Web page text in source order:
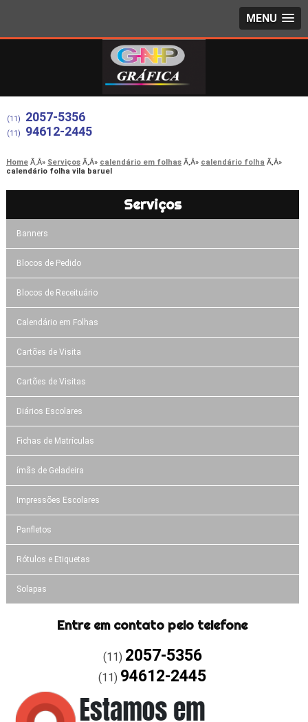
MENU
(11) 2057-5356
(11) 94612-2445
Home Serviços calendário em folhas
calendário folha
calendário folha vila baruel
Serviços
Banners
Blocos de Pedido
Blocos de Receituário
Calendário em Folhas
Cartões de Visita
Cartões de Visitas
Diários Escolares
Fichas de Matrículas
ímãs de Geladeira
Impressões Escolares
Panfletos
Rótulos e Etiquetas
Solapas
Entre em contato pelo telefone
(11) 2057-5356
(11) 94612-2445